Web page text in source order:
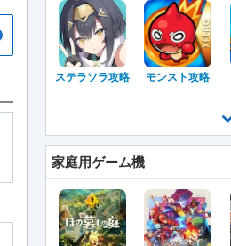
ステラソラ攻略 モンスト攻略
家庭用ゲーム機